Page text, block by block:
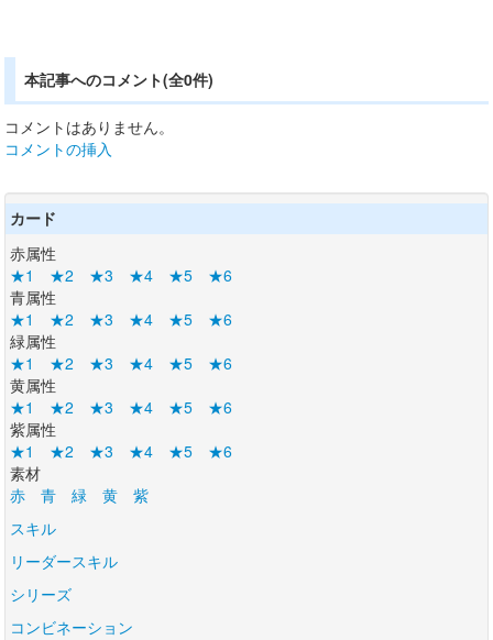
本記事へのコメント(全0件)
コメントはありません。
コメントの挿入
カード
赤属性
★1
★2 ★3 ★4 ★5
★6
青属性
★1
★2 ★3 ★4 ★5
★6
緑属性
★1
★2 ★3 ★4 ★5
★6
黄属性
★1
★2 ★3 ★4 ★5
★6
紫属性
★1
★2 ★3 ★4 ★5
★6
素材
赤
青 緑 黄
紫
スキル
リーダースキル
シリーズ
コンビネーション